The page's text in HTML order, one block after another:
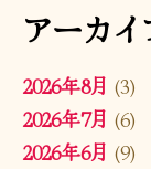
アーカイ
2026年8月 (3)
2026年7月 (6)
2026年6月 (9)